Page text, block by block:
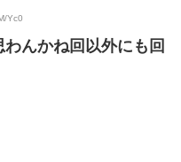
Yc0
んかね回以外にも回